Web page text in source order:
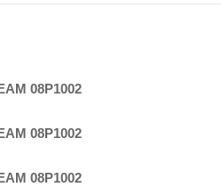
08P1002
08P1002
08P1002